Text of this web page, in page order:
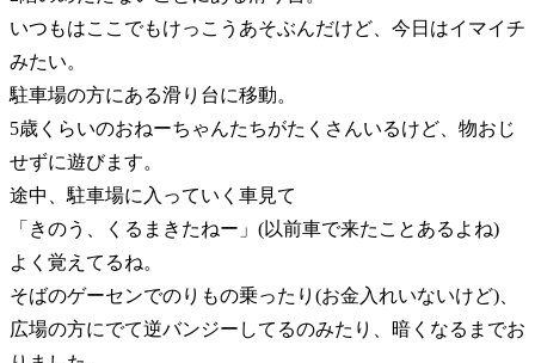
いつもはここでもけっこうあそぶんだけど、今日はイマイチ
みたい。
駐車場の方にある滑り台に移動。
5歳くらいのおねーちゃんたちがたくさんいるけど、物おじ
せずに遊びます。
途中、駐車場に入っていく車見て
「きのう、くるまきたねー」(以前車で来たことあるよね)
よく覚えてるね。
そばのゲーセンでのりもの乗ったり(お金入れいないけど)、
広場の方にでて逆バンジーしてるのみたり、暗くなるまでお